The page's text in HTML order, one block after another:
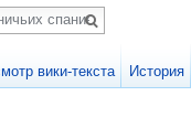
вики-текста История